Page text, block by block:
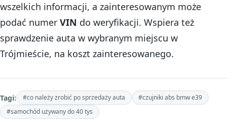
wszelkich informacji, a zainteresowanym może
podać numer VIN do weryfikacji. Wspiera też
sprawdzenie auta w wybranym miejscu w
Trójmieście, na koszt zainteresowanego.
Tagi: #co należy zrobić po sprzedaży auta
#czujniki abs bmw e39
#samochód używany do 40 tys